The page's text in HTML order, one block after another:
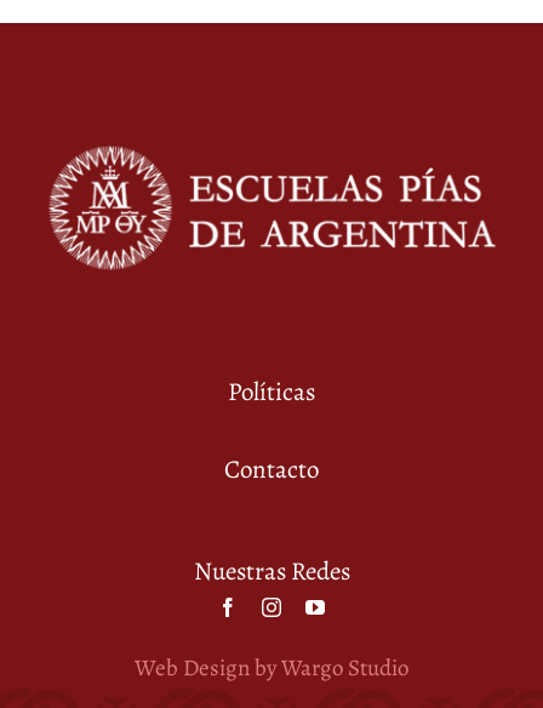
Políticas
Contacto
Nuestras Redes
Web Design by Wargo Studio